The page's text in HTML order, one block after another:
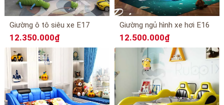
Giường ô tô siêu xe E17
12.350.000₫
Giường ngủ hình xe hơi E16
12.500.000₫